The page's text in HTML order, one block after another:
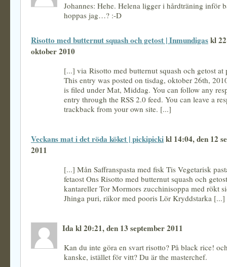
Johannes: Hehe. Helena ligger i hårdträning inför
hoppas jag…? :-D
Risotto med butternut squash och getost | Inmundigaskl
oktober 2010
[...] via Risotto med butternut squash och getost
This entry was posted on tisdag, oktober 26th,
is filed under Mat, Middag. You can follow any
entry through the RSS 2.0 feed. You can leave a
trackback from your own site. [...]
Veckans mat i det röda köket | pickipickikl 14:04, den 12
2011
[...] Mån Saffranspasta med fisk Tis Vegetarisk
fetaost Ons Risotto med butternut squash och
kantareller Tor Mormors zucchinisoppa med rökt
Jhinga puri, räkor med pooris Lör Kryddstarka [...]
Ida kl 20:21, den 13 september 2011
Kan du inte göra en svart risotto? På black rice!
kanske, istället för vitt? Du är the masterchef.